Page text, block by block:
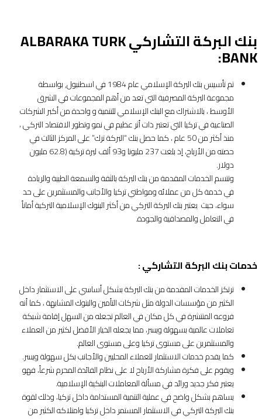
بنك البركة التشاركي ALBARAKA TURK
BANK:
تم تأسيس بنك البركة الإسلامي عام 1984 في اسطنبول, بواسطة
مجموعة البركة المصرفية التي تعد من أهم المجموعات في الشرق
الأوسط ، بالاشتراك مع البنك الإسلامي للتنمية و واحدة من أكبر الشركات
الصناعية في تركيا التي تعتبر ذات أثر عظيم في نمو وتطور الاقتصاد التركي ،
منذ أكثر من 50 عام ، كما حصل بنك “البركة ترك” على المركز الثالث في
حصته من الأرباح، إذ بلغت 237 مليونا و93 ألف ليرة تركية (62.8 مليون
دولار.
وتتسم الخدمات المقدمة من بنك البركة بالثقة والسمعة الطيبة والريادة
في خدمة كل من عملائه ومواطني تركيا والأجانب والمستثمرين على حد
سواء، حيث يعتبر بنك البركة التركي من أكثر البنوك الإسلامية التركية أماناً
في التعامل والمصداقية والجودة.
خدمات بنك البركة التشاركي :
ترتكز الخدمات المقدمة من بنك البركة بشكل أساسي على الاستثمار داخل
الكثير من مؤسسات الدولة مثل شركات التأمين والبنوك المشابهة ، كما أنه
فروعه المنتشرة في كل مكان في العالم تجعله من السهل إقامة شبكة
تعاملات عالمية بسهولة ويسر، مما يجعله الخيار الأفضل لكثير من العملاء
والمستثمرين على مستوى تركيا وعلى مستوى العالم.
كما يقدم خدمات الاستثمار للعملاء المحليين والأجانب بكل سهولة ويسر.
ويقوم على فكرة مشاركة الأرباح لا على نظام الفائدة المحرم شرعاً، فهو
يعتبر فكر جديد ورائد في مسألة المعاملات البنكية الإسلامية.
يساهم بشكل واضح في عملية التنمية المستدامة داخل تركيا، وذلك لقوة
بنك البركة التركي في الاستثمار المستمر داخل تركيا وامتلاكه الكثير من